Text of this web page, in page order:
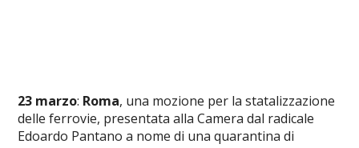
23 marzo: Roma, una mozione per la statalizzazione
delle ferrovie, presentata alla Camera dal radicale
Edoardo Pantano a nome di una quarantina di